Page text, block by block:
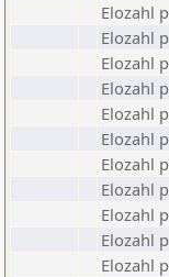
Elozahl
Elozahl
Elozahl
Elozahl
Elozahl
Elozahl
Elozahl
Elozahl
Elozahl
Elozahl
Elozahl